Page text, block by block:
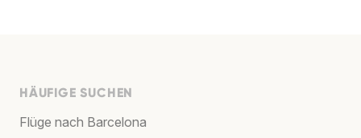
HÄUFIGE SUCHEN
Flüge nach Barcelona